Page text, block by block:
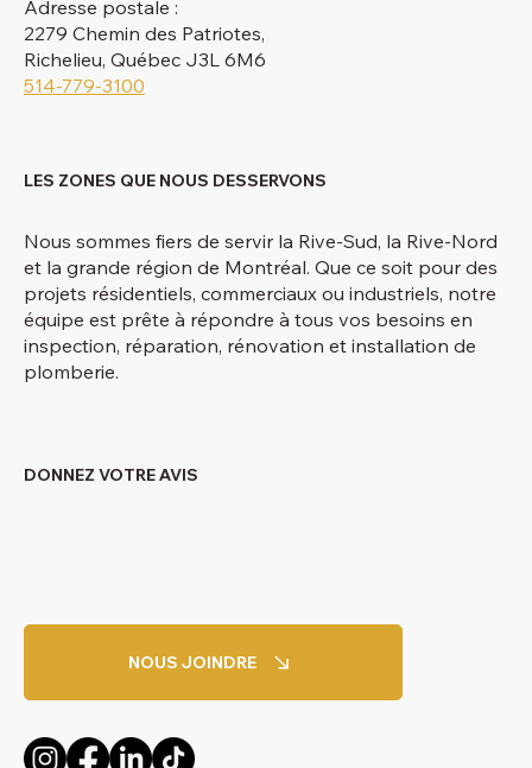
Adresse postale :
2279 Chemin des Patriotes,
Richelieu, Québec J3L 6M6
514-779-3100
LES ZONES QUE NOUS DESSERVONS
Nous sommes fiers de servir la Rive-Sud, la Rive-Nord
et la grande région de Montréal. Que ce soit pour des
projets résidentiels, commerciaux ou industriels, notre
équipe est prête à répondre à tous vos besoins en
inspection, réparation, rénovation et installation de
plomberie.
DONNEZ VOTRE AVIS
NOUS JOINDRE